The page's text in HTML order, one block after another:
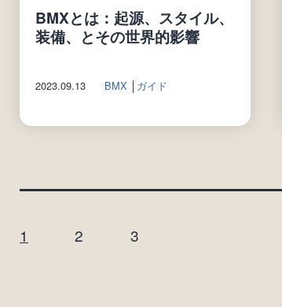
BMXとは：起源、スタイル、
装備、とその世界的影響
2023.09.13 BMX │ ガイド
投
1 2 3